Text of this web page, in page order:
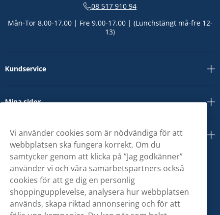
08 517 910 94
Mån-Tor 8.00-17.00 | Fre 9.00-17.00 | (Lunchstängt må-fre 12-
13)
Kundservice
Mina sidor
Om oss
Vi använder cookies som är nödvändiga för att
webbplatsen ska fungera korrekt. Om du
samtycker genom att klicka på ”Jag godkänner”
använder vi och våra samarbetspartners också
cookies för att ge dig en personlig
shoppingupplevelse, analysera hur webbplatsen
används, skapa riktad annonsering och för att